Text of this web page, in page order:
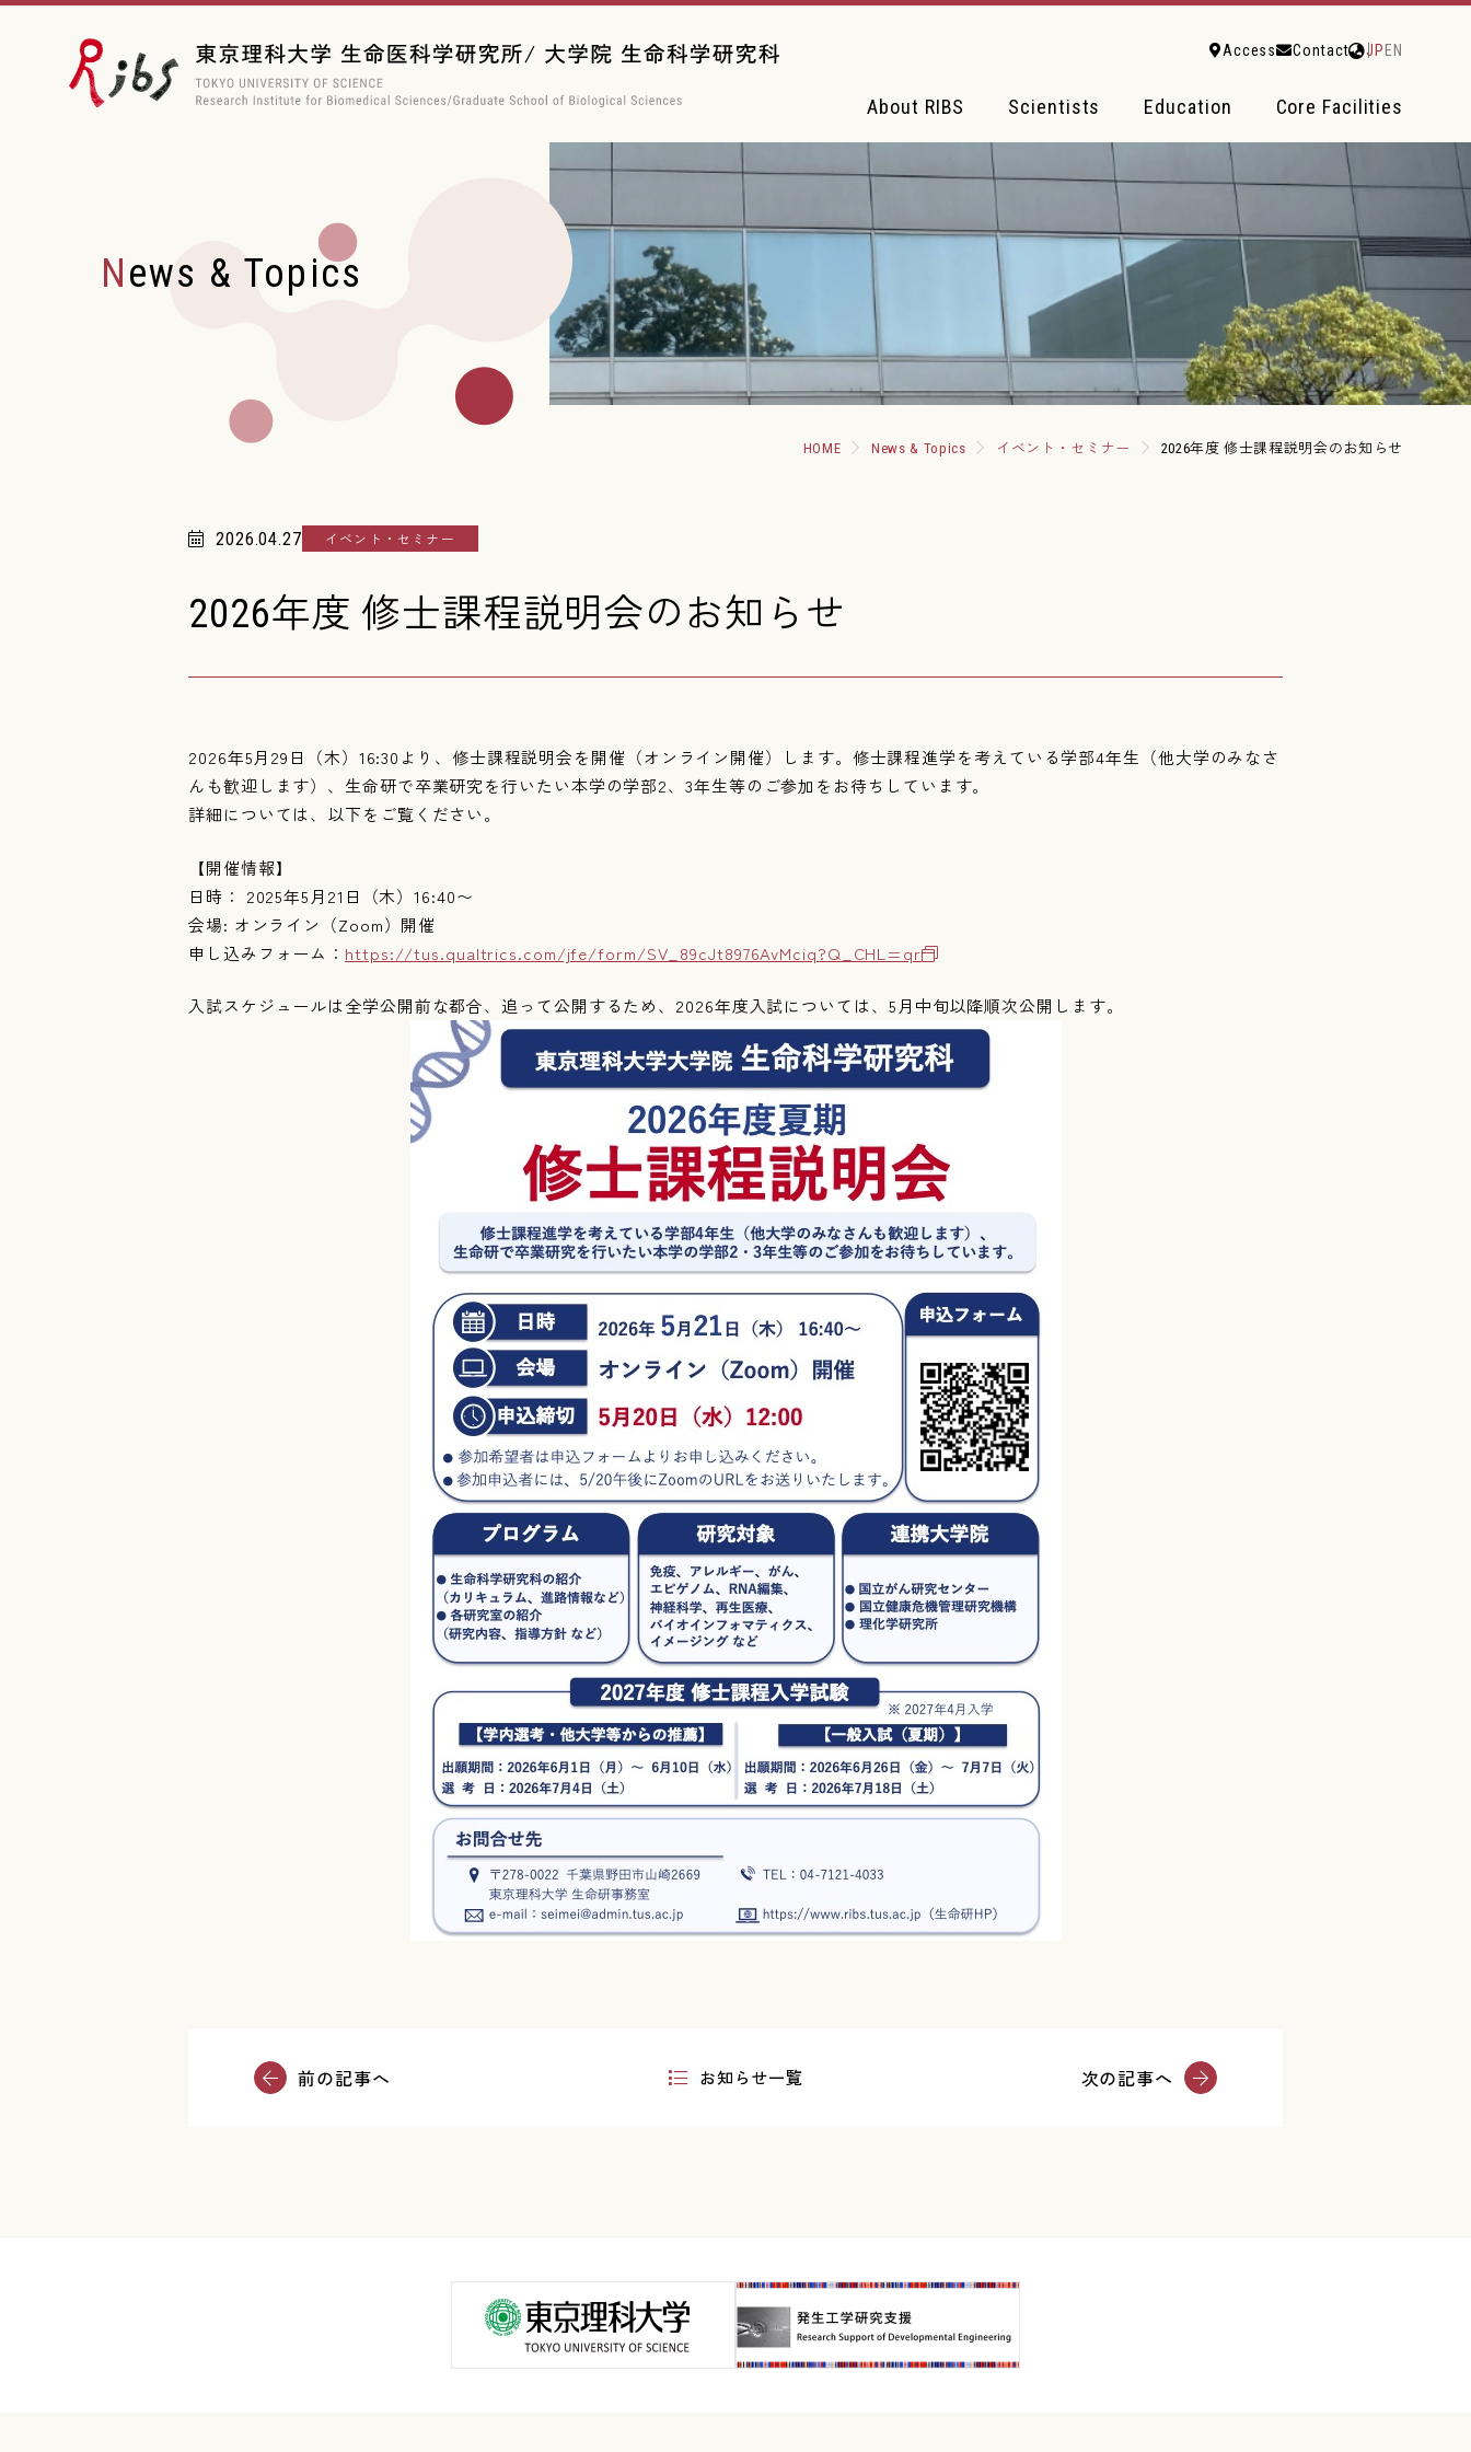
About RIBS Scientists Education Core Facilities
Access Contact JP EN
News & Topics
HOME News & Topics イベント・セミナー 2026年度 修士課程説明会のお知らせ
2026.04.27 イベント・セミナー
2026年度 修士課程説明会のお知らせ
2026年5月29日（木）16:30より、修士課程説明会を開催（オンライン開催）します。修士課程進学を考えている学部4年生（他大学のみなさ
んも歓迎します）、生命研で卒業研究を行いたい本学の学部2、3年生等のご参加をお待ちしています。
詳細については、以下をご覧ください。
【開催情報】
日時： 2025年5月21日（木）16:40〜
会場: オンライン（Zoom）開催
申し込みフォーム： https://tus.qualtrics.com/jfe/form/SV_89cJt8976AvMciq?Q_CHL=qr
入試スケジュールは全学公開前な都合、追って公開するため、2026年度入試については、5月中旬以降順次公開します。
前の記事へ お知らせ一覧 次の記事へ